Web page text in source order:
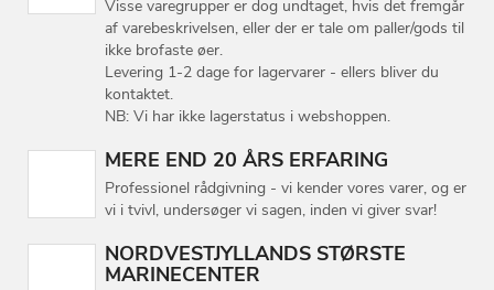
Visse varegrupper er dog undtaget, hvis det fremgår
af varebeskrivelsen, eller der er tale om paller/gods til
ikke brofaste øer.
Levering 1-2 dage for lagervarer - ellers bliver du
kontaktet.
NB: Vi har ikke lagerstatus i webshoppen.
MERE END 20 ÅRS ERFARING
Professionel rådgivning - vi kender vores varer, og er
vi i tvivl, undersøger vi sagen, inden vi giver svar!
NORDVESTJYLLANDS STØRSTE
MARINECENTER